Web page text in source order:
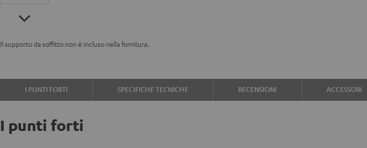
Il supporto da soffitto non è incluso nella fornitura.
I PUNTI FORTI SPECIFICHE TECNICHE RECENSIONI ACCESSORI
I punti forti